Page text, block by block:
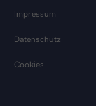
Impressum
Datenschutz
Cookies